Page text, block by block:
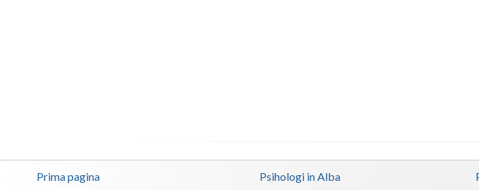
Prima pagina
Psihologi in Alba